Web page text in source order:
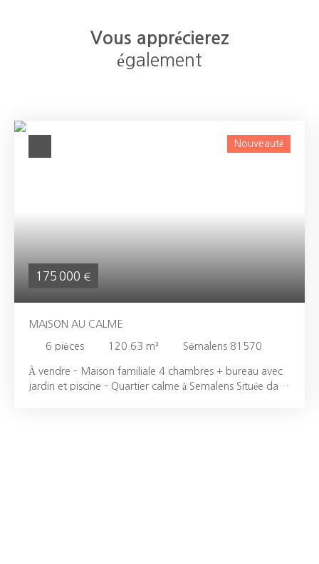
Vous apprécierez
également
175 000 €
Nouveauté
MAISON AU CALME
6 pièces 120.63 m² Sémalens 81570
À vendre – Maison familiale 4 chambres + bureau avec
jardin et piscine – Quartier calme à Semalens Située dans